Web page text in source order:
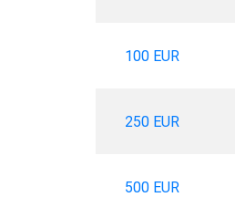
100 EUR
250 EUR
500 EUR